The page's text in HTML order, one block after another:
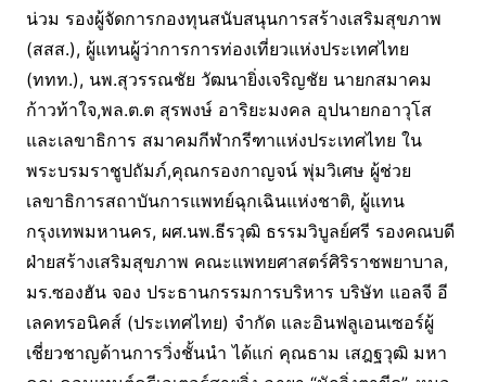
น่วม รองผู้จัดการกองทุนสนับสนุนการสร้างเสริมสุขภาพ
(สสส.), ผู้แทนผู้ว่าการการท่องเที่ยวแห่งประเทศไทย
(ททท.), นพ.สุวรรณชัย วัฒนายิ่งเจริญชัย นายกสมาคม
ก้าวท้าใจ,พล.ต.ต สุรพงษ์ อาริยะมงคล อุปนายกอาวุโส
และเลขาธิการ สมาคมกีฬากรีฑาแห่งประเทศไทย ใน
พระบรมราชูปถัมภ์,คุณกรองกาญจน์ พุ่มวิเศษ ผู้ช่วย
เลขาธิการสถาบันการแพทย์ฉุกเฉินแห่งชาติ, ผู้แทน
กรุงเทพมหานคร, ผศ.นพ.ธีรวุฒิ ธรรมวิบูลย์ศรี รองคณบดี
ฝ่ายสร้างเสริมสุขภาพ คณะแพทยศาสตร์ศิริราชพยาบาล,
มร.ซองฮัน จอง ประธานกรรมการบริหาร บริษัท แอลจี อี
เลคทรอนิคส์ (ประเทศไทย) จำกัด และอินฟลูเอนเซอร์ผู้
เชี่ยวชาญด้านการวิ่งชั้นนำ ได้แก่ คุณธาม เสฎฐวุฒิ มหา